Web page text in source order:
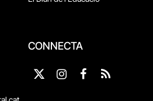
CONNECTA
X
Instagram
Facebook
RSS